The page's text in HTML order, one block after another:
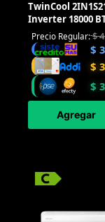
TwinCool
Inverter 18000
Precio Regular:$
$
$
$
Agregar